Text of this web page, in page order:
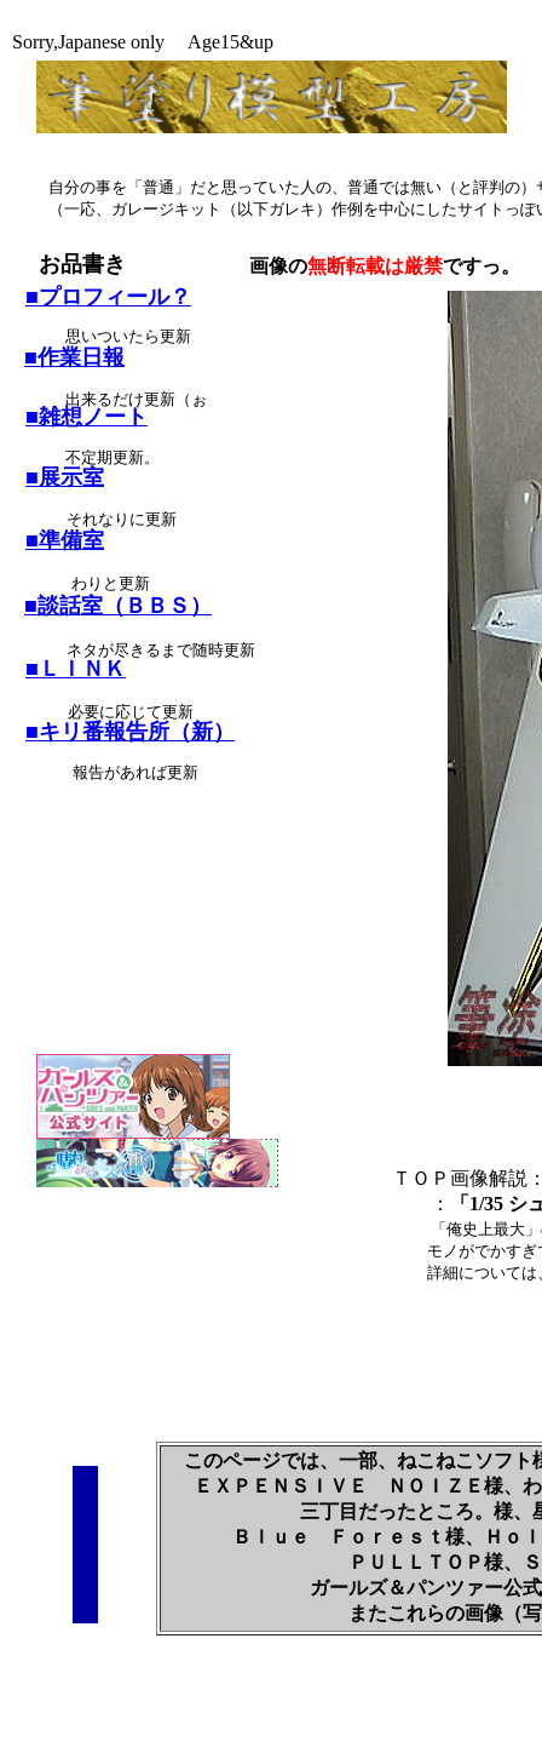
Sorry,Japanese only Age15&up
このページでは、一部、ねこねこソフ
ＥＸＰＥＮＳＩＶＥ ＮＯＩＺＥ様、
三丁目だったところ。様、
Ｂｌｕｅ Ｆｏｒｅｓｔ様、Ｈｏ
ＰＵＬＬＴＯＰ様、
ガールズ＆パンツァー公
またこれらの画像（
自分の事を「普通」だと思っていた人の、普通では無い（と評判の）
（一応、ガレージキット（以下ガレキ）作例を中心にしたサイトっぽ
■展示室
お品書き
■雑想ノート
■ＬＩＮＫ
画像の無断転載は厳禁ですっ。
ＴＯＰ画像解説
：
「1/35 シ
「俺史上最大
モノがでかすぎて
詳細については、
■プロフィール？
■準備室
■作業日報
■談話室（ＢＢＳ）
思いついたら更新
出来るだけ更新（ぉ
不定期更新。
それなりに更新
わりと更新
ネタが尽きるまで随時更新
必要に応じて更新
■キリ番報告所（新）
報告があれば更新